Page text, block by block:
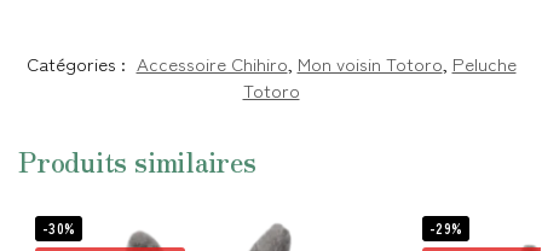
Catégories : Accessoire Chihiro, Mon voisin Totoro, Peluche
Totoro
Produits similaires
-30%
-29%